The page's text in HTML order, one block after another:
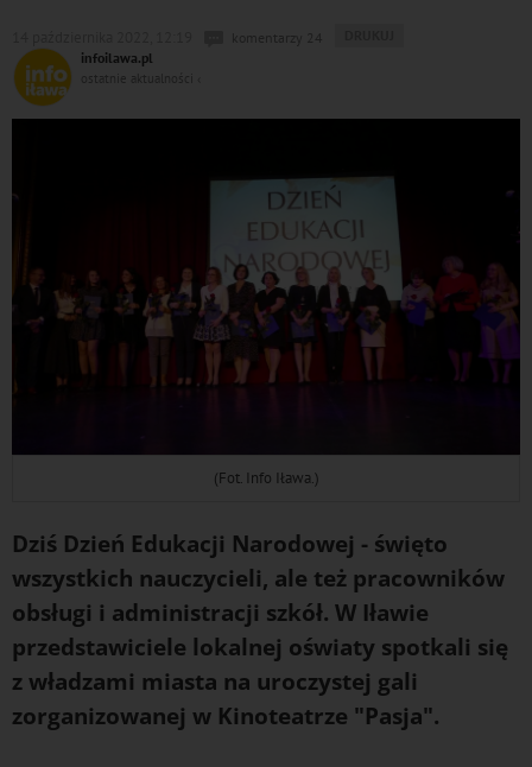
infoilawa.pl
ostatnie aktualności ‹
(Fot. Info Iława.)
Dziś Dzień Edukacji Narodowej - święto
wszystkich nauczycieli, ale też pracowników
obsługi i administracji szkół. W Iławie
przedstawiciele lokalnej oświaty spotkali się
z władzami miasta na uroczystej gali
zorganizowanej w Kinoteatrze "Pasja".